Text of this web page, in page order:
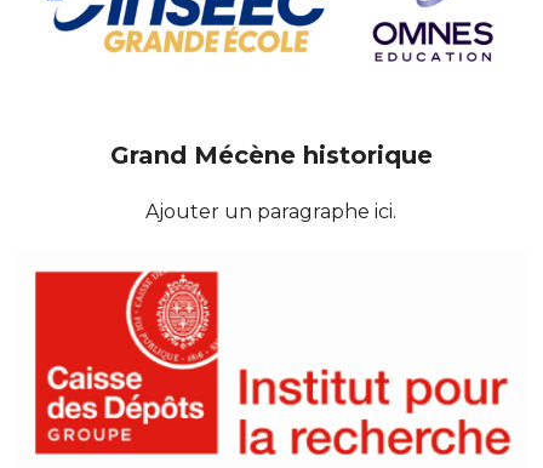
Grand Mécène historique
Ajouter un paragraphe ici.